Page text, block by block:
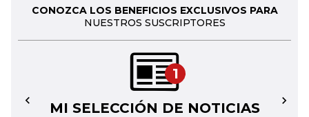
CONOZCA LOS BENEFICIOS EXCLUSIVOS PARA
NUESTROS SUSCRIPTORES
1
MI SELECCIÓN DE NOTICIAS
← →